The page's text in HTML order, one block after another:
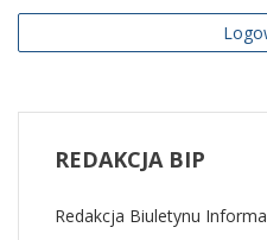
wydawcy BIP –
internetowych
REDAKCJABIP
Redakcja Biuletynu